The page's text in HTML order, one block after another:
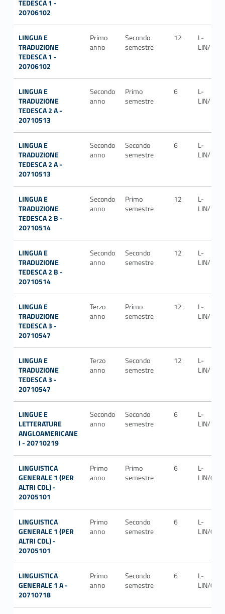
TEDESCA 1 -
20706102
LINGUA E
TRADUZIONE
TEDESCA 1 -
20706102
Primo
anno
Secondo
semestre
12
L-
LIN/14
LINGUA E
TRADUZIONE
TEDESCA 2 A -
20710513
Secondo
anno
Primo
semestre
6
L-
LIN/14
LINGUA E
TRADUZIONE
TEDESCA 2 A -
20710513
Secondo
anno
Secondo
semestre
6
L-
LIN/14
LINGUA E
TRADUZIONE
TEDESCA 2 B -
20710514
Secondo
anno
Primo
semestre
12
L-
LIN/14
LINGUA E
TRADUZIONE
TEDESCA 2 B -
20710514
Secondo
anno
Secondo
semestre
12
L-
LIN/14
LINGUA E
TRADUZIONE
TEDESCA 3 -
20710547
Terzo
anno
Primo
semestre
12
L-
LIN/14
LINGUA E
TRADUZIONE
TEDESCA 3 -
20710547
Terzo
anno
Secondo
semestre
12
L-
LIN/14
LINGUE E
LETTERATURE
ANGLOAMERICANE
I - 20710219
Secondo
anno
Secondo
semestre
6
L-
LIN/11
LINGUISTICA
GENERALE 1 (PER
ALTRI CDL) -
20705101
Primo
anno
Primo
semestre
6
L-
LIN/01
LINGUISTICA
GENERALE 1 (PER
ALTRI CDL) -
20705101
Primo
anno
Secondo
semestre
6
L-
LIN/01
LINGUISTICA
GENERALE 1 A -
20710718
Primo
anno
Secondo
semestre
6
L-
LIN/01